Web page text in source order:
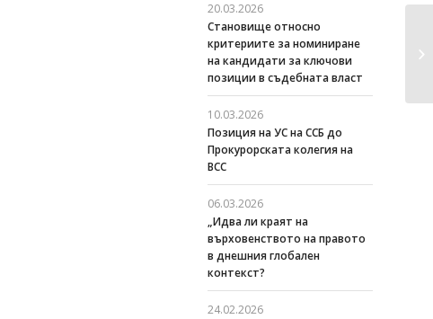
20.03.2026
Становище относно
критериите за номиниране
на кандидати за ключови
позиции в съдебната власт
10.03.2026
Позиция на УС на ССБ до
Прокурорската колегия на
ВСС
06.03.2026
„Идва ли краят на
върховенството на правото
в днешния глобален
контекст?
24.02.2026